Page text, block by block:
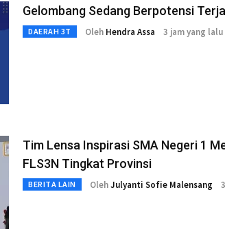
Gelombang Sedang Berpotensi
DAERAH 3T Oleh Hendra Assa 3 jam yang lalu
Tim Lensa Inspirasi SMA Negeri 1
FLS3N Tingkat Provinsi
BERITA LAIN OlehJulyanti Sofie Malensang